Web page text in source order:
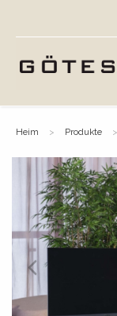
heim produkte